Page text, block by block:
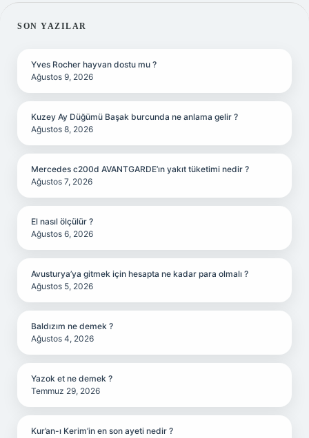
SIDEBAR
SON YAZILAR
Yves Rocher hayvan dostu mu ?
Ağustos 9, 2026
Kuzey Ay Düğümü Başak burcunda ne anlama gelir ?
Ağustos 8, 2026
Mercedes c200d AVANTGARDE’ın yakıt tüketimi nedir ?
Ağustos 7, 2026
El nasıl ölçülür ?
Ağustos 6, 2026
Avusturya’ya gitmek için hesapta ne kadar para olmalı ?
Ağustos 5, 2026
Baldızım ne demek ?
Ağustos 4, 2026
Yazok et ne demek ?
Temmuz 29, 2026
Kur’an-ı Kerim’in en son ayeti nedir ?